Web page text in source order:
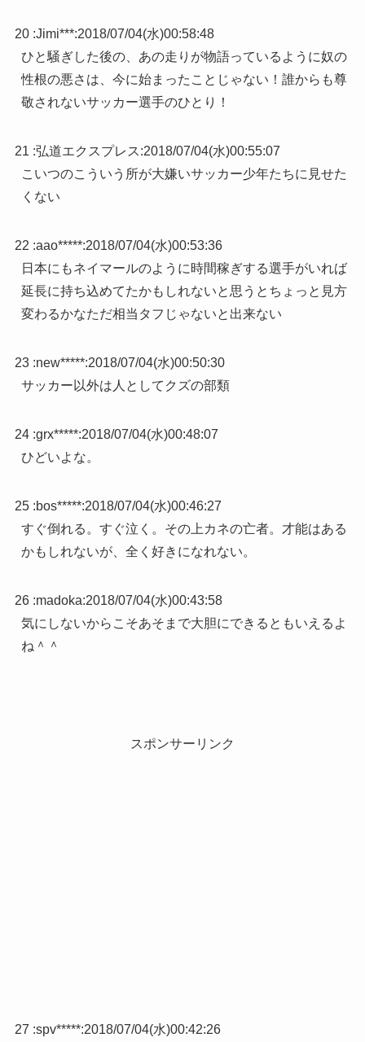
20 :Jimi***:2018/07/04(水)00:58:48
ひと騒ぎした後の、あの走りが物語っているように奴の
性根の悪さは、今に始まったことじゃない！誰からも尊
敬されないサッカー選手のひとり！
21 :弘道エクスプレス:2018/07/04(水)00:55:07
こいつのこういう所が大嫌いサッカー少年たちに見せた
くない
22 :aao*****:2018/07/04(水)00:53:36
日本にもネイマールのように時間稼ぎする選手がいれば
延長に持ち込めてたかもしれないと思うとちょっと見方
変わるかなただ相当タフじゃないと出来ない
23 :new*****:2018/07/04(水)00:50:30
サッカー以外は人としてクズの部類
24 :grx*****:2018/07/04(水)00:48:07
ひどいよな。
25 :bos*****:2018/07/04(水)00:46:27
すぐ倒れる。すぐ泣く。その上カネの亡者。才能はある
かもしれないが、全く好きになれない。
26 :madoka:2018/07/04(水)00:43:58
気にしないからこそあそまで大胆にできるともいえるよ
ね＾＾
スポンサーリンク
27 :spv*****:2018/07/04(水)00:42:26